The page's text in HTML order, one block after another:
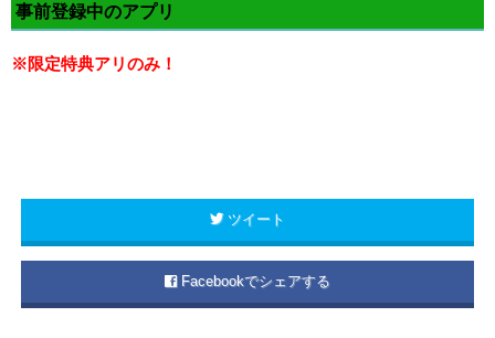
事前登録中のアプリ
※限定特典アリのみ！
ツイート
Facebookでシェアする